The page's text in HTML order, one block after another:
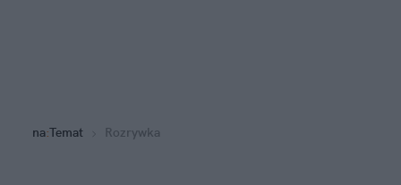
na:Temat Rozrywka